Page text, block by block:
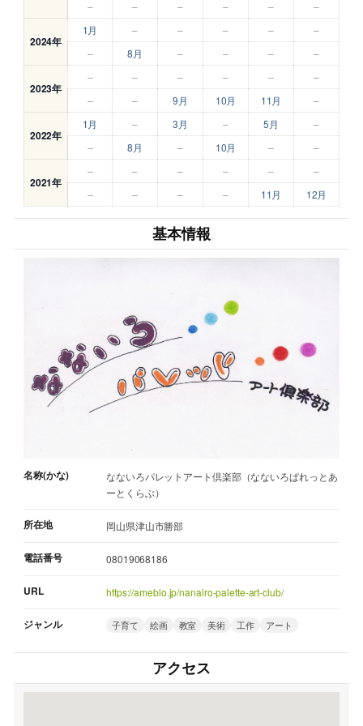
– – – – – –
2024年
1月 – – – –
–
–
8月 – – – –
2023年
– – – – –
–
–
– 9月 10月 11月 –
2022年
1月 – 3月 – 5月
–
–
8月 – 10月 – –
2021年
– – – – –
–
–
– – – 11月 12月
基本情報
名称(かな)
なないろパレットアート倶楽部（なないろぱれっとあ
ーとくらぶ）
所在地 岡山県津山市勝部
電話番号 08019068186
URL https://ameblo.jp/nanairo-palette-art-club/
ジャンル 子育て 絵画 教室 美術 工作 アート
アクセス